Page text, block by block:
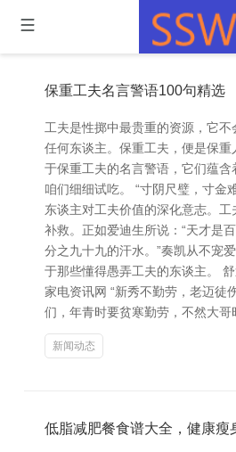
保重工夫名言警语100句精选
工夫是性掷中最贵重的资源，它
任何东谈主。保重工夫，便是保
于保重工夫的名言警语，它们蕴
咱们细细试吃。 “寸阴尺璧，寸金
东谈主对工夫价值的深化意志。
补救。正如爱迪生所说：“天才是
分之九十九的汗水。”奏凯从不宠
于那些懂得愚弄工夫的东谈主。
家电资讯网 “新秀不勤劳，老迈徒
们，年青时要贫寒勤劳，不然大哥
新闻动态
低脂减肥餐食谱大全，健康瘦